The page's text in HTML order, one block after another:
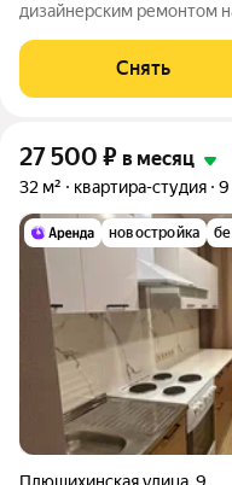
дизайнерским ремонтом
подсветкой. Есть ночник
Снять
27 500 ₽ в месяц
32 м² квартира-студия 9
новостройка